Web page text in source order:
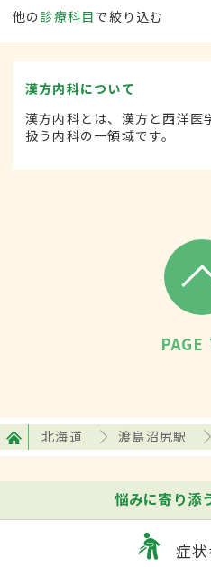
他の 診療科目で絞り込む
漢方内科について
漢方内科とは、漢方と西洋医
扱う内科の一領域です。
PAGE
北海道 渡島沼尻駅
悩みに寄り添
症状